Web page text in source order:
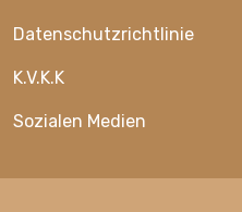
Datenschutzrichtlinie
K.V.K.K
Sozialen Medien